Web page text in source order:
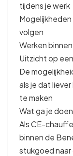
tijdens je werk
volgen
Werken
Uitzicht op
De
als je dat
te maken
Wat ga je
Als CE-
binnen de
stukgoed